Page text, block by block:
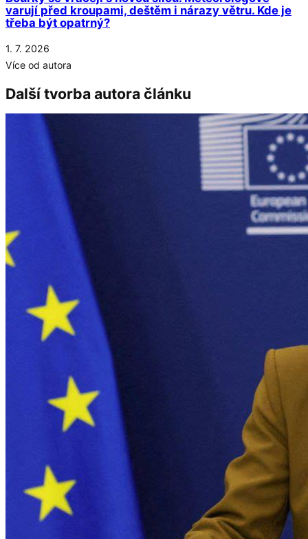
varují před kroupami, deštěm i nárazy větru. Kde je
třeba být opatrný?
1. 7. 2026
Více od autora
Další tvorba autora článku